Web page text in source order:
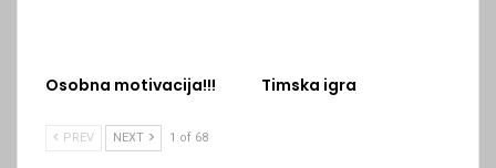
Osobna motivacija!!! Timska igra
PREV NEXT 1 of 68